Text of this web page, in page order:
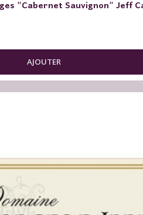
"Cabernet Sauvignon" Jeff
AJOUTER